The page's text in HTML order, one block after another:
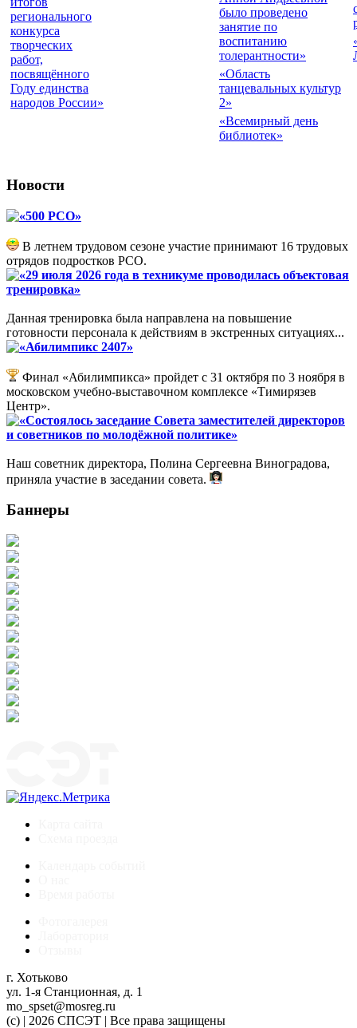
регионального
конкурса
творческих
работ,
посвящённого
Году единства
народов России»
было проведено
занятие по
воспитанию
толерантности»
«Область
танцевальных культур
2»
«Всемирный день
библиотек»
Новости
«500 РСО»
В летнем трудовом сезоне участие принимают 16 трудовых
отрядов подростков РСО.
«29 июля 2026 года в техникуме проводилась объектовая
тренировка»
Данная тренировка была направлена на повышение
готовности персонала к действиям в экстренных ситуациях...
«Абилимпикс 2407»
Финал «Абилимпикса» пройдет с 31 октября по 3 ноября в
московском учебно-выставочном комплексе «Тимирязев
Центр».
«Состоялось заседание Совета заместителей директоров
и советников по молодёжной политике»
Наш советник директора, Полина Сергеевна Виноградова,
приняла участие в заседании совета.
Баннеры
г. Хотьково
ул. 1-я Станционная, д. 1
mo_spset@mosreg.ru
(c) | 2026 СПСЭТ | Все права защищены